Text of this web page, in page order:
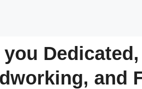
you Dedicated,
and